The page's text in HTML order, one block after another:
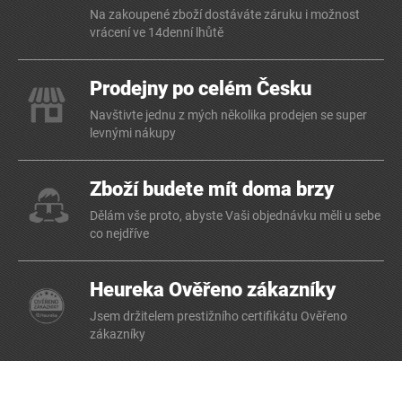
Na zakoupené zboží dostáváte záruku i možnost
vrácení ve 14denní lhůtě
Prodejny po celém Česku
Navštivte jednu z mých několika prodejen se super
levnými nákupy
Zboží budete mít doma brzy
Dělám vše proto, abyste Vaši objednávku měli u sebe
co nejdříve
Heureka Ověřeno zákazníky
Jsem držitelem prestižního certifikátu Ověřeno
zákazníky